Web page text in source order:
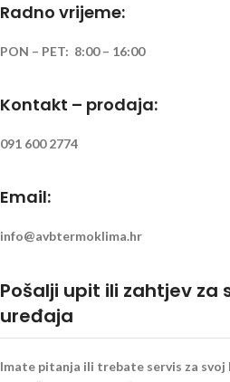
Radno vrijeme:
PON – PET: 8:00 – 16:00
Kontakt – prodaja:
091 600 2774
Email:
info@avbtermoklima.hr
Pošalji upit ili zahtjev za
uređaja
Imate pitanja ili trebate servis za svoj